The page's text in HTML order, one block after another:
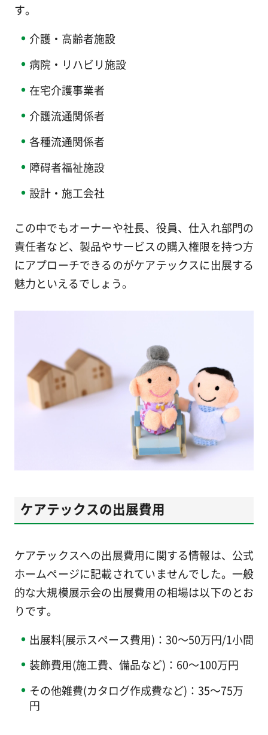
す。
介護・高齢者施設
病院・リハビリ施設
在宅介護事業者
介護流通関係者
各種流通関係者
障碍者福祉施設
設計・施工会社
この中でもオーナーや社長、役員、仕入れ部門の
責任者など、製品やサービスの購入権限を持つ方
にアプローチできるのがケアテックスに出展する
魅力といえるでしょう。
ケアテックスの出展費用
ケアテックスへの出展費用に関する情報は、公式
ホームページに記載されていませんでした。一般
的な大規模展示会の出展費用の相場は以下のとお
りです。
出展料(展示スペース費用)：30～50万円/1小間
装飾費用(施工費、備品など)：60～100万円
その他雑費(カタログ作成費など)：35～75万
円